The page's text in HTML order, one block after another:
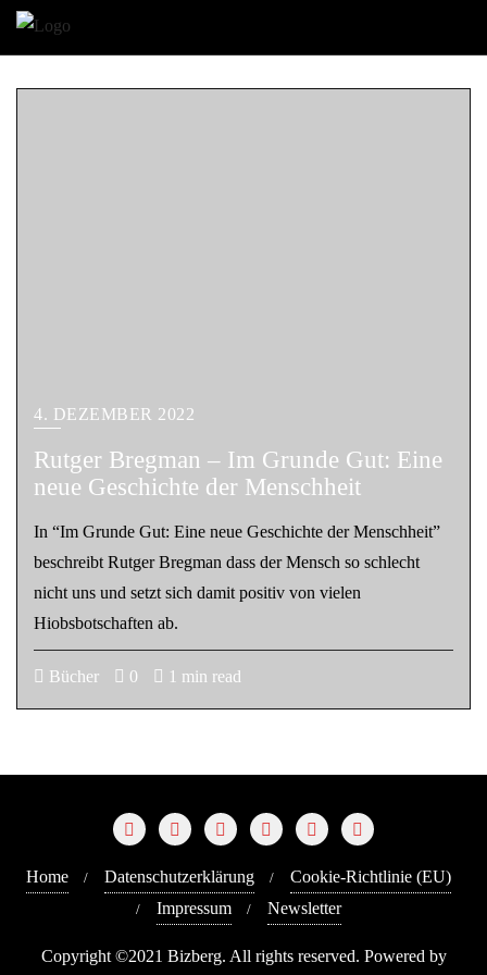
4. DEZEMBER 2022
Rutger Bregman – Im Grunde Gut: Eine
neue Geschichte der Menschheit
In “Im Grunde Gut: Eine neue Geschichte der Menschheit”
beschreibt Rutger Bregman dass der Mensch so schlecht
nicht uns und setzt sich damit positiv von vielen
Hiobsbotschaften ab.
Bücher 0 1 min read
Home Datenschutzerklärung
Cookie-Richtlinie (EU)
Impressum
Newsletter
Copyright ©2021 Bizberg. All rights reserved. Powered by